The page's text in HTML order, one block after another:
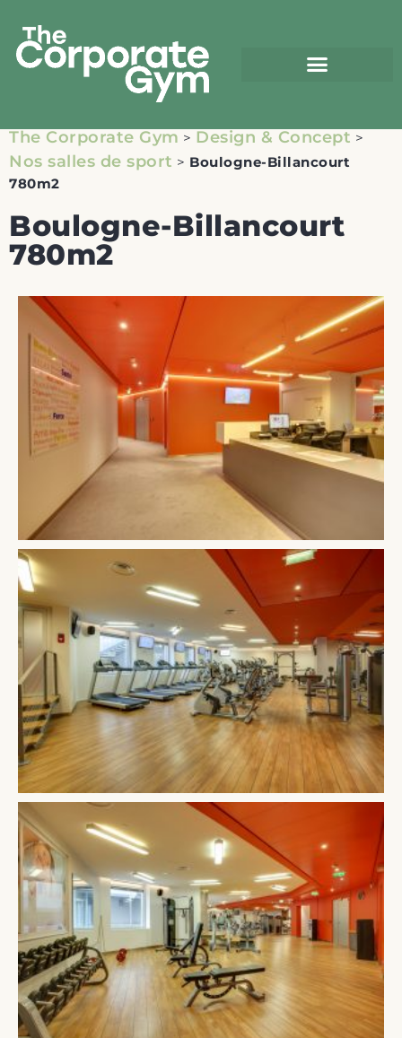
The Corporate Gym > Design & Concept >
Nos salles de sport > Boulogne-Billancourt
780m2
Boulogne-Billancourt
780m2